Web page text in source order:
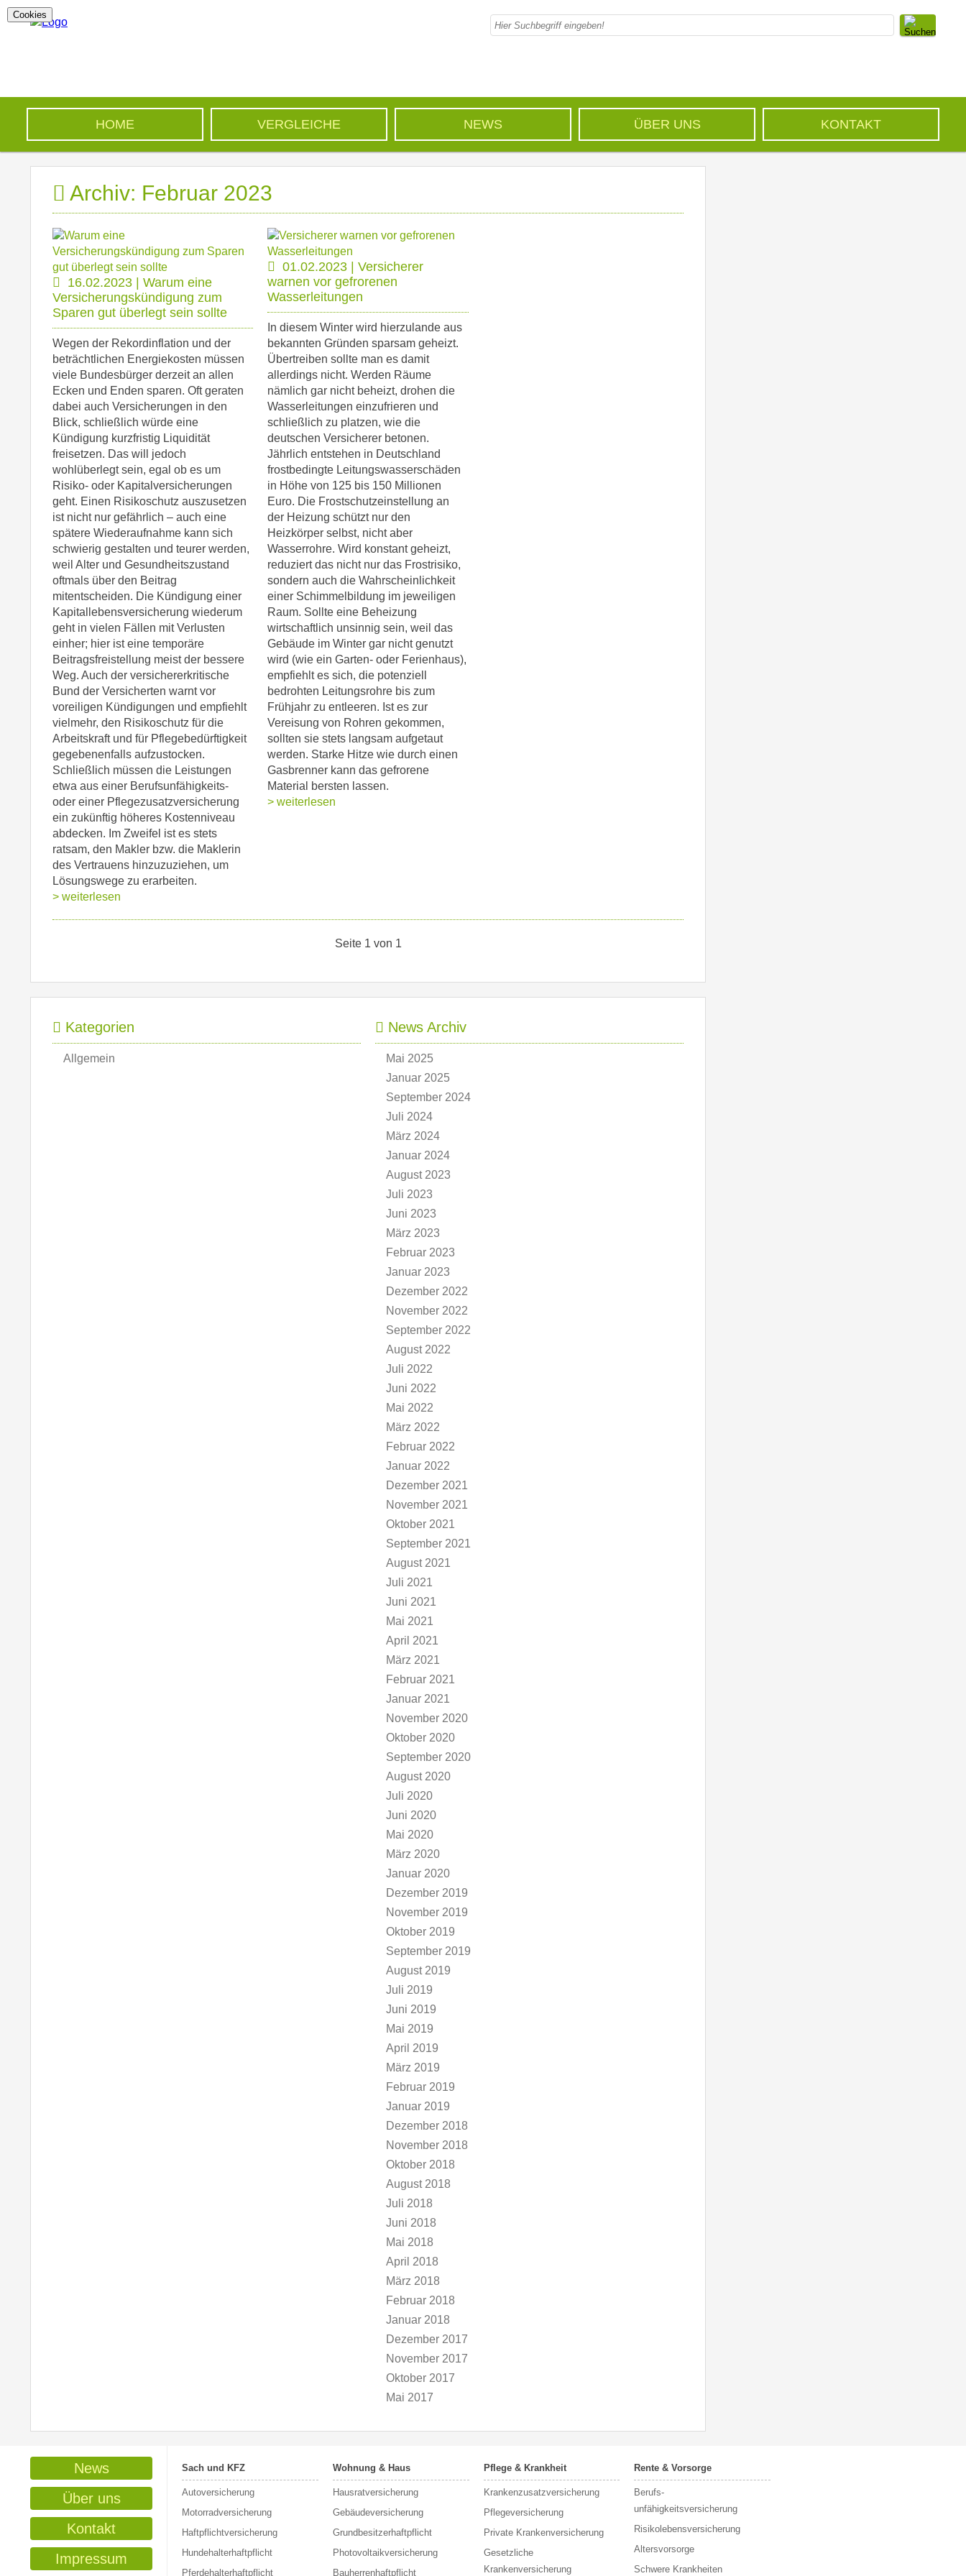
HOME VERGLEICHE NEWS ÜBER UNS KONTAKT
Archiv: Februar 2023
16.02.2023 | Warum eine
Versicherungskündigung zum
Sparen gut überlegt sein sollte
Wegen der Rekordinflation und der
beträchtlichen Energiekosten müssen
viele Bundesbürger derzeit an allen
Ecken und Enden sparen. Oft geraten
dabei auch Versicherungen in den
Blick, schließlich würde eine
Kündigung kurzfristig Liquidität
freisetzen. Das will jedoch
wohlüberlegt sein, egal ob es um
Risiko- oder Kapitalversicherungen
geht. Einen Risikoschutz auszusetzen
ist nicht nur gefährlich – auch eine
spätere Wiederaufnahme kann sich
schwierig gestalten und teurer werden,
weil Alter und Gesundheitszustand
oftmals über den Beitrag
mitentscheiden. Die Kündigung einer
Kapitallebensversicherung wiederum
geht in vielen Fällen mit Verlusten
einher; hier ist eine temporäre
Beitragsfreistellung meist der bessere
Weg. Auch der versichererkritische
Bund der Versicherten warnt vor
voreiligen Kündigungen und empfiehlt
vielmehr, den Risikoschutz für die
Arbeitskraft und für Pflegebedürftigkeit
gegebenenfalls aufzustocken.
Schließlich müssen die Leistungen
etwa aus einer Berufsunfähigkeits-
oder einer Pflegezusatzversicherung
ein zukünftig höheres Kostenniveau
abdecken. Im Zweifel ist es stets
ratsam, den Makler bzw. die Maklerin
des Vertrauens hinzuzuziehen, um
Lösungswege zu erarbeiten.
> weiterlesen
01.02.2023 | Versicherer
warnen vor gefrorenen
Wasserleitungen
In diesem Winter wird hierzulande aus
bekannten Gründen sparsam geheizt.
Übertreiben sollte man es damit
allerdings nicht. Werden Räume
nämlich gar nicht beheizt, drohen die
Wasserleitungen einzufrieren und
schließlich zu platzen, wie die
deutschen Versicherer betonen.
Jährlich entstehen in Deutschland
frostbedingte Leitungswasserschäden
in Höhe von 125 bis 150 Millionen
Euro. Die Frostschutzeinstellung an
der Heizung schützt nur den
Heizkörper selbst, nicht aber
Wasserrohre. Wird konstant geheizt,
reduziert das nicht nur das Frostrisiko,
sondern auch die Wahrscheinlichkeit
einer Schimmelbildung im jeweiligen
Raum. Sollte eine Beheizung
wirtschaftlich unsinnig sein, weil das
Gebäude im Winter gar nicht genutzt
wird (wie ein Garten- oder Ferienhaus),
empfiehlt es sich, die potenziell
bedrohten Leitungsrohre bis zum
Frühjahr zu entleeren. Ist es zur
Vereisung von Rohren gekommen,
sollten sie stets langsam aufgetaut
werden. Starke Hitze wie durch einen
Gasbrenner kann das gefrorene
Material bersten lassen.
> weiterlesen
Seite 1 von 1
Kategorien
Allgemein
News Archiv
Mai 2025
Januar 2025
September 2024
Juli 2024
März 2024
Januar 2024
August 2023
Juli 2023
Juni 2023
März 2023
Februar 2023
Januar 2023
Dezember 2022
November 2022
September 2022
August 2022
Juli 2022
Juni 2022
Mai 2022
März 2022
Februar 2022
Januar 2022
Dezember 2021
November 2021
Oktober 2021
September 2021
August 2021
Juli 2021
Juni 2021
Mai 2021
April 2021
März 2021
Februar 2021
Januar 2021
November 2020
Oktober 2020
September 2020
August 2020
Juli 2020
Juni 2020
Mai 2020
März 2020
Januar 2020
Dezember 2019
November 2019
Oktober 2019
September 2019
August 2019
Juli 2019
Juni 2019
Mai 2019
April 2019
März 2019
Februar 2019
Januar 2019
Dezember 2018
November 2018
Oktober 2018
August 2018
Juli 2018
Juni 2018
Mai 2018
April 2018
März 2018
Februar 2018
Januar 2018
Dezember 2017
November 2017
Oktober 2017
Mai 2017
News
Über uns
Kontakt
Impressum
Sach und KFZ
Autoversicherung
Motorradversicherung
Haftpflichtversicherung
Hundehalterhaftpflicht
Pferdehalterhaftpflicht
Wohnung & Haus
Hausratversicherung
Gebäudeversicherung
Grundbesitzerhaftpflicht
Photovoltaikversicherung
Bauherrenhaftpflicht
Pflege & Krankheit
Krankenzusatzversicherung
Pflegeversicherung
Private Krankenversicherung
Gesetzliche
Krankenversicherung
Rente & Vorsorge
Berufs­
unfähigkeitsversicherung
Risikolebensversicherung
Altersvorsorge
Schwere Krankheiten
Cookies